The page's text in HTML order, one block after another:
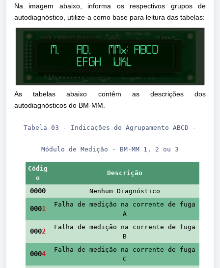
Na imagem abaixo, informa os respectivos grupos de
autodiagnóstico, utilize-a como base para leitura das tabelas:
As tabelas abaixo contêm as descrições dos
autodiagnósticos do BM-MM.
Tabela 03 - Indicações do Agrupamento ABCD -
Módulo de Medição - BM-MM 1, 2 ou 3
Códig
o
Descrição
0000 Nenhum Diagnóstico
0001
Falha de medição na corrente de fuga
A
0002
Falha de medição na corrente de fuga
B
0004
Falha de medição na corrente de fuga
C